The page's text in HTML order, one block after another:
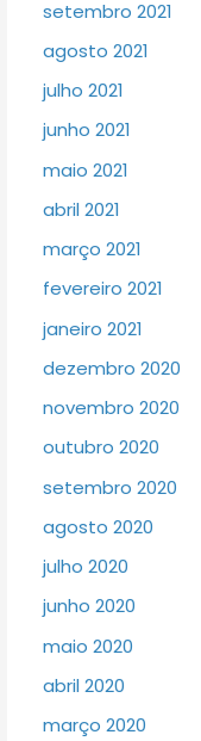
setembro 2021
agosto 2021
julho 2021
junho 2021
maio 2021
abril 2021
março 2021
fevereiro 2021
janeiro 2021
dezembro 2020
novembro 2020
outubro 2020
setembro 2020
agosto 2020
julho 2020
junho 2020
maio 2020
abril 2020
março 2020